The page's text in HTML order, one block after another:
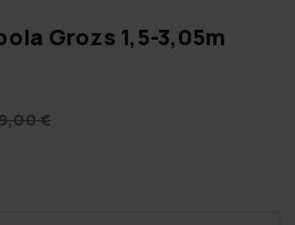
Grozs 1,5-3,05m
€